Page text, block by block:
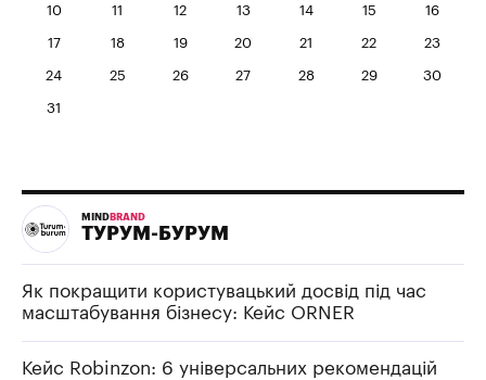
10 11 12 13 14 15 16
17 18 19 20 21 22 23
24 25 26 27 28 29 30
31
MIND BRAND
ТУРУМ-БУРУМ
Як покращити користувацький досвід під час
масштабування бізнесу: Кейс ORNER
Кейс Robinzon: 6 універсальних рекомендацій